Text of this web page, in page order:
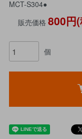
MCT-S304●
販売価格 800円
個